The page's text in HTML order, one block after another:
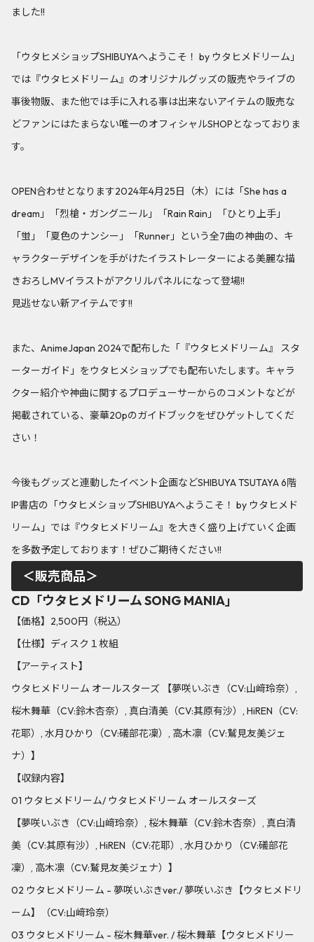
ました!!
「ウタヒメショップSHIBUYAへようこそ！ by ウタヒメドリーム」
では『ウタヒメドリーム』のオリジナルグッズの販売やライブの
事後物販、また他では手に入れる事は出来ないアイテムの販売な
どファンにはたまらない唯一のオフィシャルSHOPとなっておりま
す。
OPEN合わせとなります2024年4月25日（木）には「She has a
dream」「烈槍・ガングニール」「Rain Rain」「ひとり上手」
「蛍」「夏色のナンシー」「Runner」という全7曲の神曲の、キ
ャラクターデザインを手がけたイラストレーターによる美麗な描
きおろしMVイラストがアクリルパネルになって登場!!
見逃せない新アイテムです!!
また、AnimeJapan 2024で配布した「『ウタヒメドリーム』 スタ
ーターガイド」をウタヒメショップでも配布いたします。キャラ
クター紹介や神曲に関するプロデューサーからのコメントなどが
掲載されている、豪華20pのガイドブックをぜひゲットしてくだ
さい！
今後もグッズと連動したイベント企画などSHIBUYA TSUTAYA 6階
IP書店の「ウタヒメショップSHIBUYAへようこそ！ by ウタヒメド
リーム」では『ウタヒメドリーム』を大きく盛り上げていく企画
を多数予定しております！ぜひご期待ください!!
＜販売商品＞
CD「ウタヒメドリーム SONG MANIA」
【価格】2,500円（税込）
【仕様】ディスク１枚組
【アーティスト】
ウタヒメドリーム オールスターズ 【夢咲いぶき（CV:山﨑玲奈）,
桜木舞華（CV:鈴木杏奈）, 真白清美（CV:其原有沙）, HiREN（CV:
花耶）, 水月ひかり（CV:礒部花凜）, 高木凛（CV:鷲見友美ジェ
ナ）】
【収録内容】
01 ウタヒメドリーム/ ウタヒメドリーム オールスターズ
【夢咲いぶき（CV:山﨑玲奈）, 桜木舞華（CV:鈴木杏奈）, 真白清
美（CV:其原有沙）, HiREN（CV:花耶）, 水月ひかり（CV:礒部花
凜）, 高木凛（CV:鷲見友美ジェナ）】
02 ウタヒメドリーム - 夢咲いぶきver./ 夢咲いぶき【ウタヒメドリ
ーム】（CV:山﨑玲奈）
03 ウタヒメドリーム - 桜木舞華ver. / 桜木舞華【ウタヒメドリー